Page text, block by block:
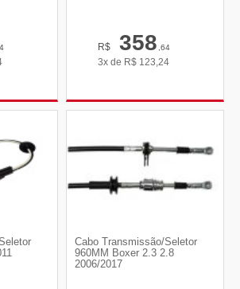
R$ 358,64
3x de R$ 123,24
Cabo Transmissão/Seletor
960MM Boxer 2.3 2.8
2006/2017